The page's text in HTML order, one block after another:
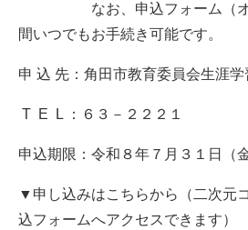
なお、申込フォーム（オン
間いつでもお手続き可能です。
申 込 先：角田市教育委員会生涯学
T E L ：６３－２２２１
申込期限：令和８年７月３１日（
▼申し込みはこちらから（二次元
込フォームへアクセスできます）